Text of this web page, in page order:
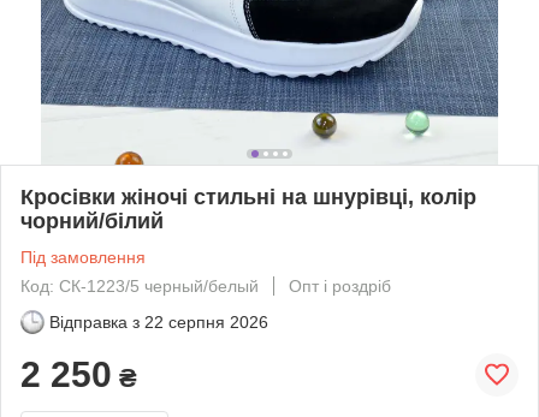
Кросівки жіночі стильні на шнурівці, колір
чорний/білий
Під замовлення
Код: СК-1223/5 черный/белый
Опт і роздріб
Відправка з 22 серпня 2026
2 250 ₴